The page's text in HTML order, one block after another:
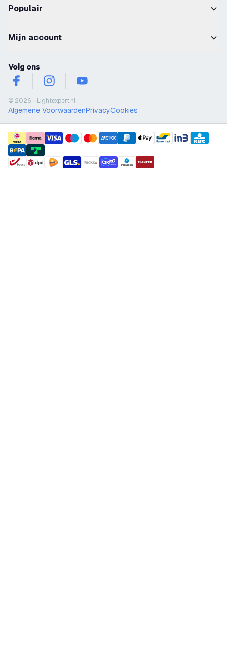
Populair
Mijn account
Volg ons
facebookinstagramyoutube
© 2026 - Lightexpert.nl
Algemene VoorwaardenPrivacyCookies
payment methods
shipment methods